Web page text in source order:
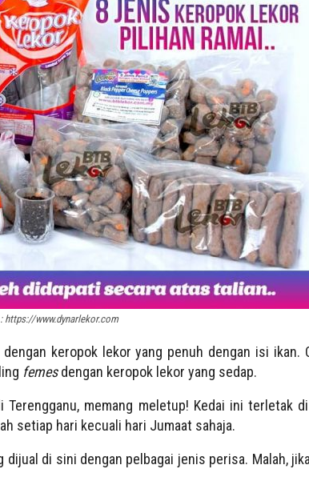
https://www.dynarlekor.com
keropok lekor yang penuh dengan isi ikan.
femesdengan keropok lekor yang sedap.
memang meletup! Kedai ini terletak
setiap hari kecuali hari Jumaat sahaja.
di sini dengan pelbagai jenis perisa. Malah,